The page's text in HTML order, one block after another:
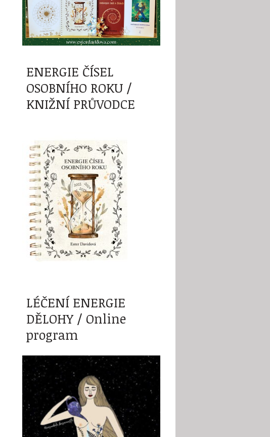
ENERGIE ČÍSEL
OSOBNÍHO ROKU /
KNIŽNÍ PRŮVODCE
LÉČENÍ ENERGIE
DĚLOHY / Online
program